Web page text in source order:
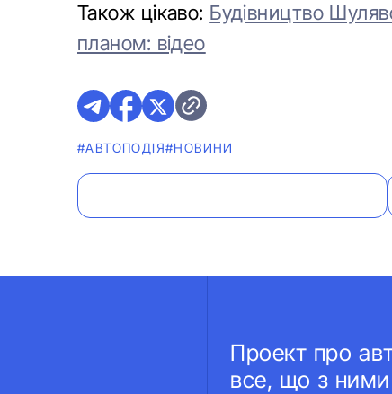
Також цікаво: Будівництво
планом: відео
#АВТОПОДІЯ#НОВИНИ
Проект про
все, що з